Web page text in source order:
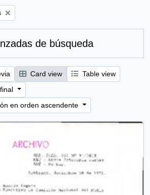
de búsqueda
Card view
Table view
en orden ascendente